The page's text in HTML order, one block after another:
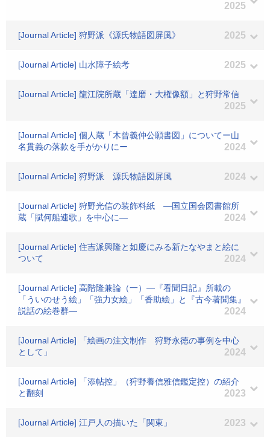
2025
[Journal Article] 狩野派《源氏物語図屏風》 2025
[Journal Article] 山水障子絵考 2025
[Journal Article] 龍江院所蔵「達磨・大権像額」と狩野常信
2025
[Journal Article] 個人蔵「木曾義仲公願書図」についてー山
名貫義の落款を手がかりにー
2024
[Journal Article] 狩野派 源氏物語図屏風 2024
[Journal Article] 狩野光信の装飾料紙 ―国立国会図書館所
蔵「賦何船連歌」を中心に―
2024
[Journal Article] 住吉派興隆と如慶にみる新たなやまと絵に
ついて
2024
[Journal Article] 高階隆兼論（一）―『看聞日記』所載の
「ういのせう絵」「強力女絵」「香助絵」と『古今著聞集』
説話の絵巻群―
2024
[Journal Article] 「絵画の注文制作 狩野永徳の事例を中心
として」
2024
[Journal Article] 「添帖控」（狩野養信雅信鑑定控）の紹介
と翻刻
2023
[Journal Article] 江戸人の描いた「関東」 2023